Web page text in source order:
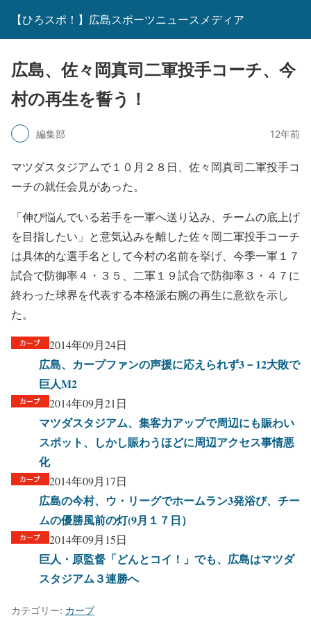
【ひろスポ！】広島スポーツニュースメディア
広島、佐々岡真司二軍投手コーチ、今
村の再生を誓う！
編集部 12年前
マツダスタジアムで１０月２８日、佐々岡真司二軍投手コ
ーチの就任会見があった。
「伸び悩んでいる若手を一軍へ送り込み、チームの底上げ
を目指したい」と意気込みを離した佐々岡二軍投手コーチ
は具体的な選手名として今村の名前を挙げ、今季一軍１７
試合で防御率４・３５、二軍１９試合で防御率３・４７に
終わった球界を代表する本格派右腕の再生に意欲を示し
た。
2014年09月24日
広島、カープファンの声援に応えられず3－12大敗で
巨人M2
2014年09月21日
マツダスタジアム、集客力アップで周辺にも賑わい
スポット、しかし賑わうほどに周辺アクセス事情悪
化
2014年09月17日
広島の今村、ウ・リーグでホームラン3発浴び、チー
ムの優勝風前の灯(9月１７日）
2014年09月15日
巨人・原監督「どんとコイ！」でも、広島はマツダ
スタジアム３連勝へ
カテゴリー: カープ